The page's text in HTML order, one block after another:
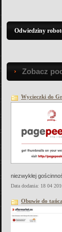
Odwiedziny
Zobacz
Wycieczki do
niezwykłej
Data dodania: 18 04
Obuwie do